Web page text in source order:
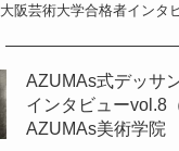
大阪芸術大学合格者インタ
AZUMAs式デッサ
インタビューvol.8
AZUMAs美術学院